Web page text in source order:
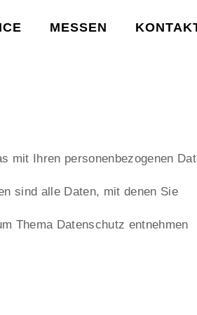
MESSEN
mit Ihren personenbezogenen
sind alle Daten, mit denen Sie
Thema Datenschutz entnehmen